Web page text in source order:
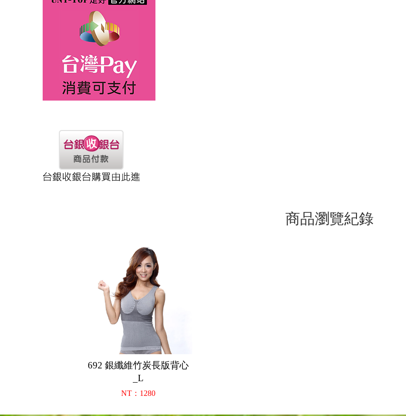
商品瀏覽紀錄
692 銀纖維竹炭長版背心
_L
NT：1280